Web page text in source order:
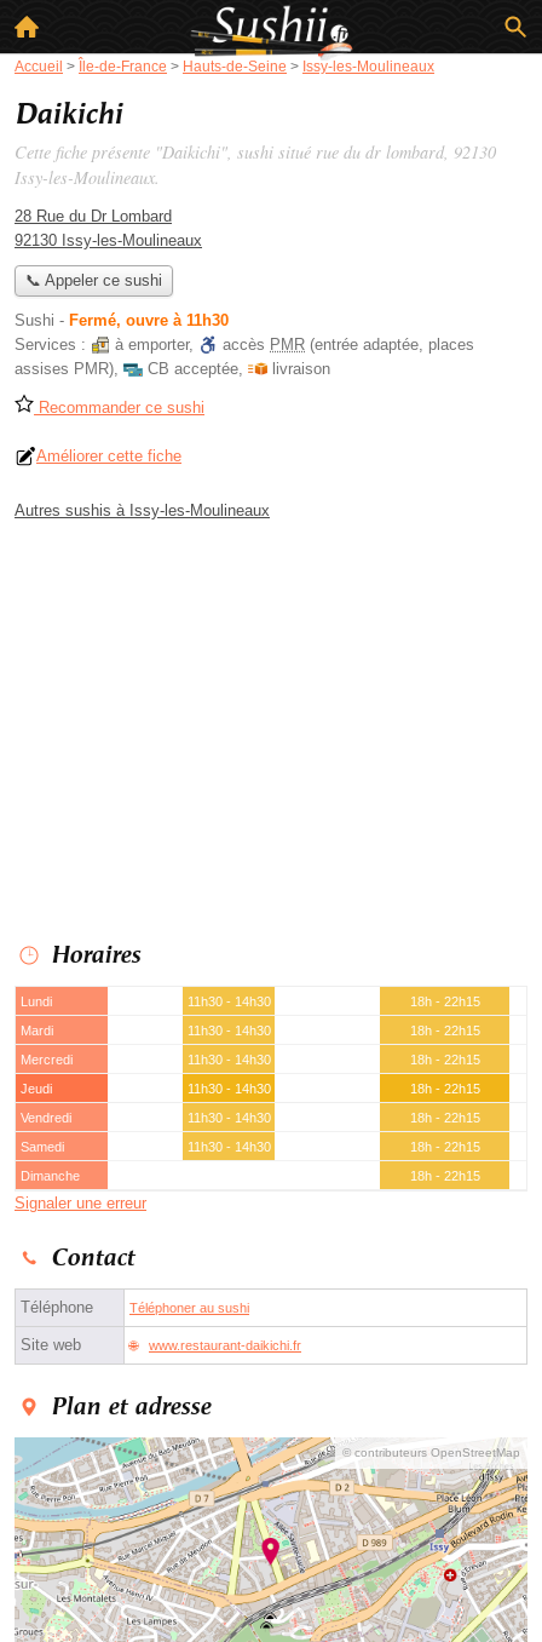
Accueil > Île-de-France > Hauts-de-Seine > Issy-les-Moulineaux
Daikichi
Cette fiche présente "Daikichi", sushi situé rue du dr lombard, 92130
Issy-les-Moulineaux.
28 Rue du Dr Lombard
92130 Issy-les-Moulineaux
📞 Appeler ce sushi
Sushi - Fermé, ouvre à 11h30
Services :
à emporter, accès PMR (entrée adaptée, places
assises PMR), CB acceptée, livraison
Recommander ce sushi
Améliorer cette fiche
Autres sushis à Issy-les-Moulineaux
Horaires
Lundi 11h30 - 14h30
18h - 22h15
Mardi
11h30 - 14h30
18h - 22h15
Mercredi
11h30 - 14h30
18h - 22h15
Jeudi
11h30 - 14h30
18h - 22h15
Vendredi
11h30 - 14h30
18h - 22h15
Samedi
11h30 - 14h30
18h - 22h15
Dimanche
18h - 22h15
Signaler une erreur
Contact
Téléphone Téléphoner au sushi
Site web www.restaurant-daikichi.fr
Plan et adresse
© contributeurs OpenStreetMap